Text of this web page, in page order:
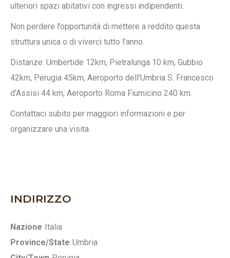
ulteriori spazi abitativi con ingressi indipendenti.
Non perdere l’opportunità di mettere a reddito questa
struttura unica o di viverci tutto l’anno.
Distanze: Umbertide 12km, Pietralunga 10 km, Gubbio
42km, Perugia 45km, Aeroporto dell’Umbria S. Francesco
d’Assisi 44 km, Aeroporto Roma Fiumicino 240 km.
Contattaci subito per maggiori informazioni e per
organizzare una visita.
INDIRIZZO
Nazione Italia
Province/State Umbria